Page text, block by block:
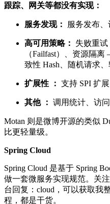
跟踪、网关等都没有实现：
服务发现： 服务发布、
高可用策略：
失败重试
（Failfast）、资源隔
致性 Hash、随机请求、
扩展性 ： 支持 SPI 扩展
其他 ： 调用统计、访问
Motan 则是微博开源的类似
比更轻量级。
Spring Cloud
Spring Cloud 是基于 Spring
做一套微服务实现规范。关
台回复：cloud，可以获取我
程，都是干货。